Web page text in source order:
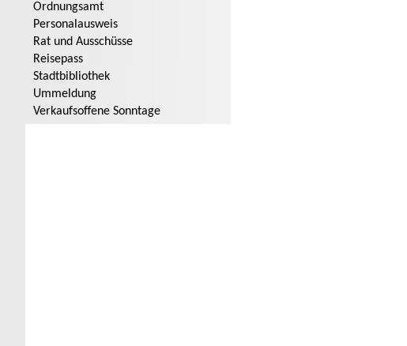
Ordnungsamt
Personalausweis
Rat und Ausschüsse
Reisepass
Stadtbibliothek
Ummeldung
Verkaufsoffene Sonntage